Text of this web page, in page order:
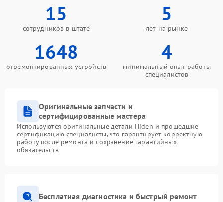
15
сотрудников в штате
5
лет на рынке
1648
отремонтированных устройств
4
минимальный опыт работы
специалистов
Оригинальные запчасти и
сертифицированные мастера
Используются оригинальные детали Hiden и прошедшие
сертификацию специалисты, что гарантирует корректную
работу после ремонта и сохранение гарантийных
обязательств
Бесплатная диагностика и быстрый ремонт